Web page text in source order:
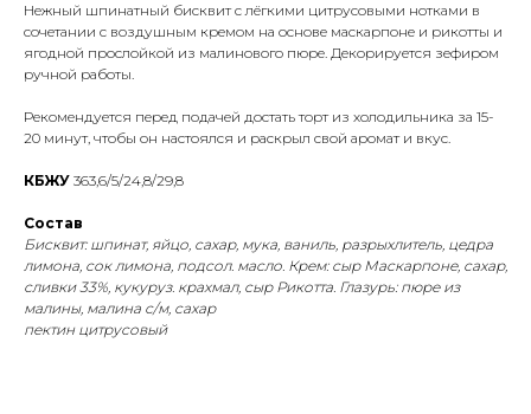
Нежный шпинатный бисквит с лёгкими цитрусовыми нотками в
сочетании с воздушным кремом на основе маскарпоне и рикотты и
ягодной прослойкой из малинового пюре. Декорируется зефиром
ручной работы.
Рекомендуется перед подачей достать торт из холодильника за 15-
20 минут, чтобы он настоялся и раскрыл свой аромат и вкус.
КБЖУ 363,6/5/24,8/29,8
Состав
Бисквит: шпинат, яйцо, сахар, мука, ваниль, разрыхлитель, цедра
лимона, сок лимона, подсол. масло. Крем: сыр Маскарпоне, сахар,
сливки 33%, кукуруз. крахмал, сыр Рикотта. Глазурь: пюре из
малины, малина с/м, сахар
пектин цитрусовый